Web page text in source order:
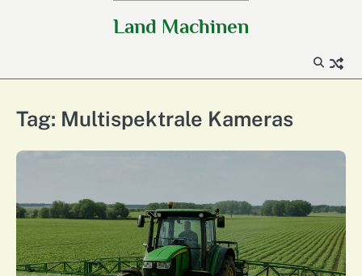
Land Machinen
Tag: Multispektrale Kameras